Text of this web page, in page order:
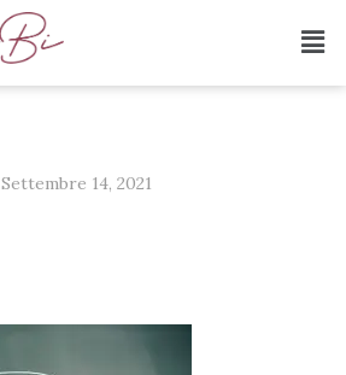
Settembre 14, 2021